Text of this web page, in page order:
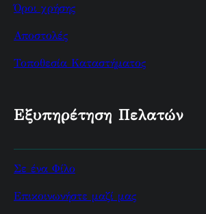
Όροι χρήσης
Αποστολές
Τοποθεσία Καταστήματος
Εξυπηρέτηση Πελατών
Σε ένα Φίλο
Επικοινωνήστε μαζί μας